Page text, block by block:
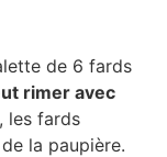
de 6 fards
rimer avec
les fards
la paupière.